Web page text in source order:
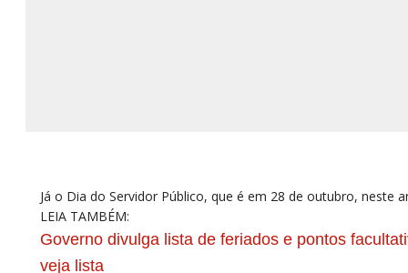
Já o Dia do Servidor Público, que é em 28 de outubro, neste
LEIA TAMBÉM:
Governo divulga lista de feriados e pontos
veja lista